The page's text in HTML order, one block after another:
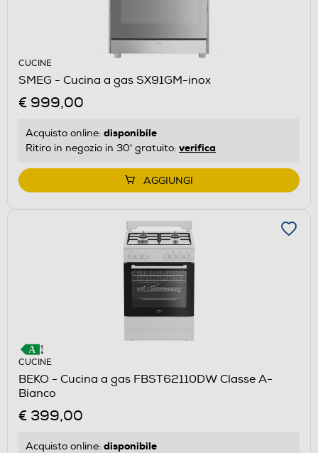
CUCINE
SMEG - Cucina a gas SX91GM-inox
€ 999,00
Acquisto online: disponibile
Ritiro in negozio in 30' gratuito: verifica
AGGIUNGI
CUCINE
BEKO - Cucina a gas FBST62110DW Classe A-
Bianco
€ 399,00
Acquisto online: disponibile